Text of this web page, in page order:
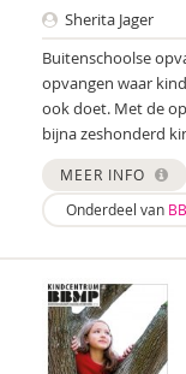
Sherita Jager
Buitenschoolse
opvangen waar
ook doet. Met de
bijna zeshonderd
MEER INFO
Onderdeel van